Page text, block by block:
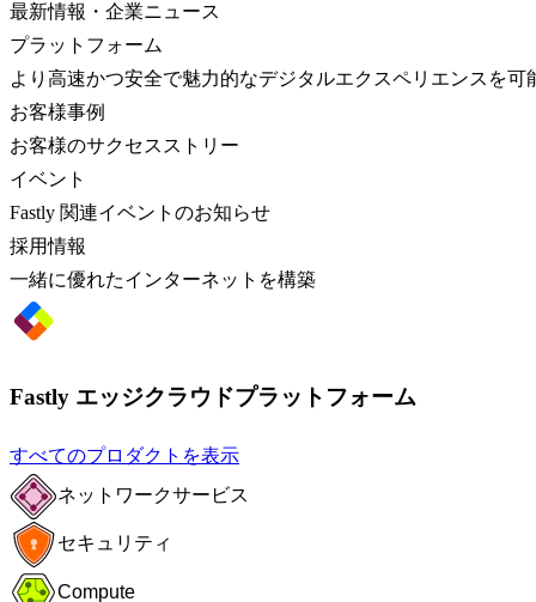
最新情報・企業ニュース
プラットフォーム
より高速かつ安全で魅力的なデジタルエクスペリエンスを可
お客様事例
お客様のサクセスストリー
イベント
Fastly 関連イベントのお知らせ
採用情報
一緒に優れたインターネットを構築
Fastly エッジクラウドプラットフォーム
すべてのプロダクトを表示
ネットワークサービス
セキュリティ
Compute